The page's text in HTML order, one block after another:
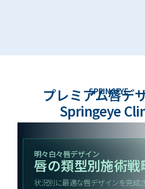
SPRINGEYE
プレミアム唇デ
Springeye
明々白々唇デザイン
唇の類型別施術戦
状況別に最適な唇デザインを完成